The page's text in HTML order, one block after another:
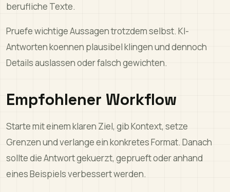
berufliche Texte.
Pruefe wichtige Aussagen trotzdem selbst. KI-
Antworten koennen plausibel klingen und dennoch
Details auslassen oder falsch gewichten.
Empfohlener Workflow
Starte mit einem klaren Ziel, gib Kontext, setze
Grenzen und verlange ein konkretes Format. Danach
sollte die Antwort gekuerzt, geprueft oder anhand
eines Beispiels verbessert werden.